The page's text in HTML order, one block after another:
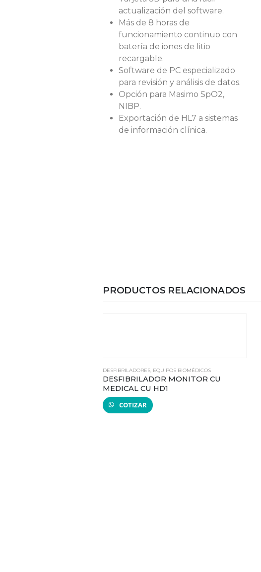
actualización del software.
Más de 8 horas de
funcionamiento continuo con
batería de iones de litio
recargable.
Software de PC especializado
para revisión y análisis de datos.
Opción para Masimo SpO2,
NIBP.
Exportación de HL7 a sistemas
de información clínica.
PRODUCTOS RELACIONADOS
DESFIBRILADORES EQUIPOS BIOMÉDICOS
DESFIBRILADOR MONITOR CU
MEDICAL CU HD1
COTIZAR